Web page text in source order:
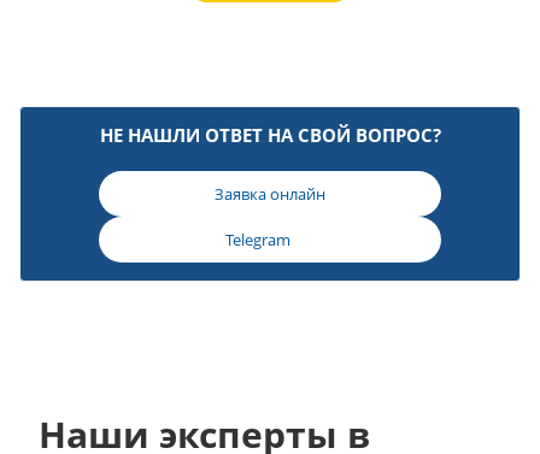
НЕ НАШЛИ ОТВЕТ НА СВОЙ ВОПРОС?
Заявка онлайн
Telegram
Наши эксперты в